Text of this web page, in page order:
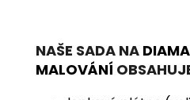
NAŠE SADA NA
MALOVÁNÍ